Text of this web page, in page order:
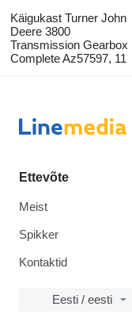
Käigukast Turner John
Deere 3800
Transmission Gearbox
Complete Az57597, 11
Ettevõte
Meist
Spikker
Kontaktid
Eesti / eesti